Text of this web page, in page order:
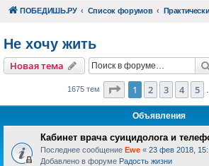
ПОБЕДИШЬ.РУ Список форумов
Не хочу жить
Новая тема
1675 тем Страница из 67
1 2 3 4 5
Объявления
Кабинет врача суицидолога и
Последнее сообщение Ewe « 23 фев 2018,
Добавлено в форуме Радость жизни